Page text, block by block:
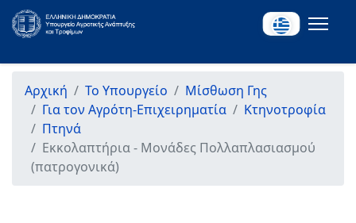
Αρχική Το Υπουργείο
Μίσθωση Γης
Για τον Αγρότη-Επιχειρηματία
Κτηνοτροφία
Πτηνά
Εκκολαπτήρια - Μονάδες Πολλαπλασιασμού
(πατρογονικά)